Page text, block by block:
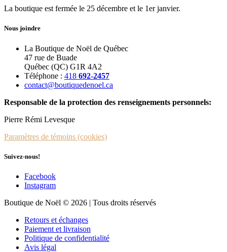
La boutique est fermée le 25 décembre et le 1er janvier.
Nous joindre
La Boutique de Noël de Québec
47 rue de Buade
Québec (QC) G1R 4A2
Téléphone : 418 692-2457
contact@boutiquedenoel.ca
Responsable de la protection des renseignements personnels:
Pierre Rémi Levesque
Paramètres de témoins (cookies)
Suivez-nous!
Facebook
Instagram
Boutique de Noël © 2026 | Tous droits réservés
Retours et échanges
Paiement et livraison
Politique de confidentialité
Avis légal